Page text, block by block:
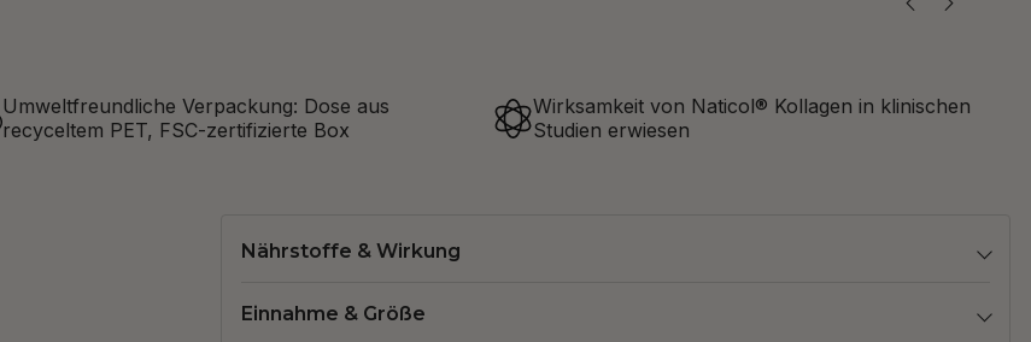
Umweltfreundliche Verpackung: Dose aus
recyceltem PET, FSC-zertifizierte Box
Wirksamkeit von Naticol® Kollagen in klinischen
Studien erwiesen
Nährstoffe & Wirkung
Einnahme & Größe